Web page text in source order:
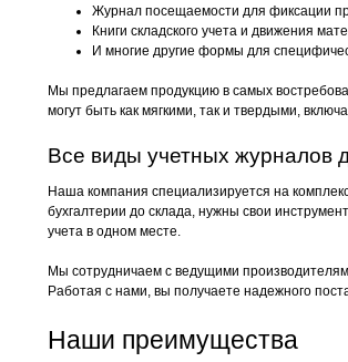
Журнал посещаемости для фиксации
Книги складского учета и движения
И многие другие формы для
Мы предлагаем продукцию в самых
могут быть как мягкими, так и твердыми,
Все виды учетных журналов
Наша компания специализируется на
бухгалтерии до склада, нужны свои
учета в одном месте.
Мы сотрудничаем с ведущими
Работая с нами, вы получаете надежного
Наши преимущества